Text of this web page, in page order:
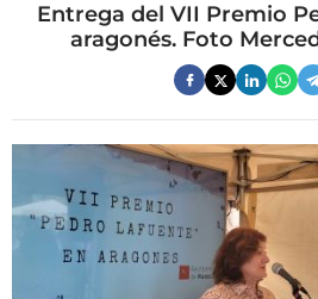
Entrega del VII Premio
aragonés. Foto